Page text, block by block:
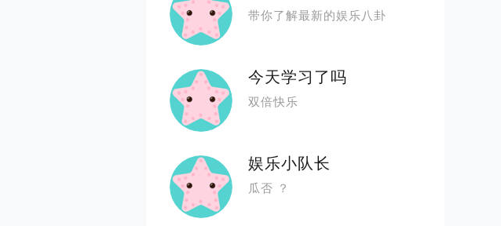
带你了解最新的娱乐八卦
今天学习了吗
双倍快乐
娱乐小队长
瓜否 ？